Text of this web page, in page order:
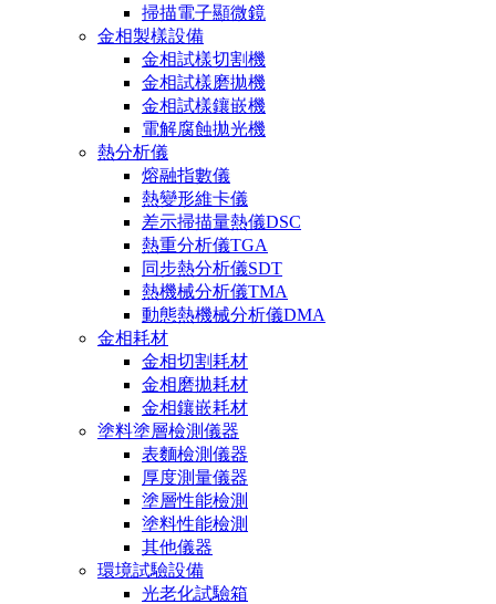
掃描電子顯微鏡
金相製樣設備
金相試樣切割機
金相試樣磨拋機
金相試樣鑲嵌機
電解腐蝕拋光機
熱分析儀
熔融指數儀
熱變形維卡儀
差示掃描量熱儀DSC
熱重分析儀TGA
同步熱分析儀SDT
熱機械分析儀TMA
動態熱機械分析儀DMA
金相耗材
金相切割耗材
金相磨拋耗材
金相鑲嵌耗材
塗料塗層檢測儀器
表麵檢測儀器
厚度測量儀器
塗層性能檢測
塗料性能檢測
其他儀器
環境試驗設備
光老化試驗箱